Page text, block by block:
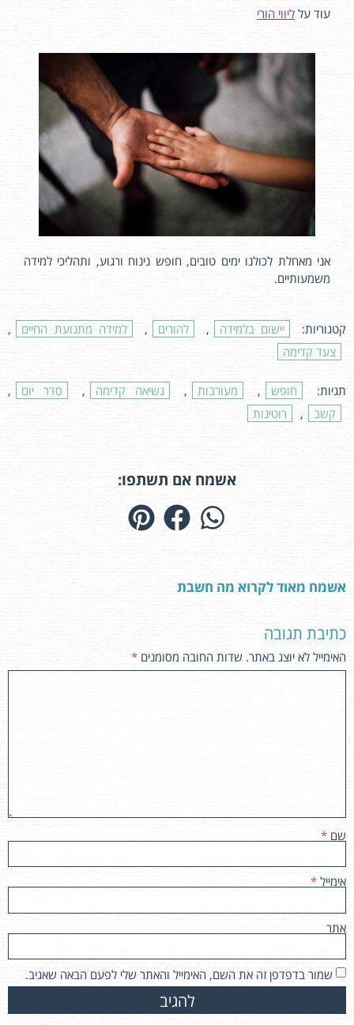
עוד על ליווי הורי
אני מאחלת לכולנו ימים טובים, חופש נינוח ורגוע, ותהליכי למידה
משמעותיים.
קטגוריות: יישום בלמידה , להורים , למידה מתנועת החיים
,
צעד קדימה
תגיות: חופש , מעורבות , נשיאה קדימה , סדר יום
,
קשב
, רוטינות
אשמח אם תשתפו:
אשמח מאוד לקרוא מה חשבת
כתיבת תגובה
האימייל לא יוצג באתר. שדות החובה מסומנים *
שם *
אימייל *
אתר
שמור בדפדפן זה את השם, האימייל והאתר שלי לפעם הבאה שאגיב.